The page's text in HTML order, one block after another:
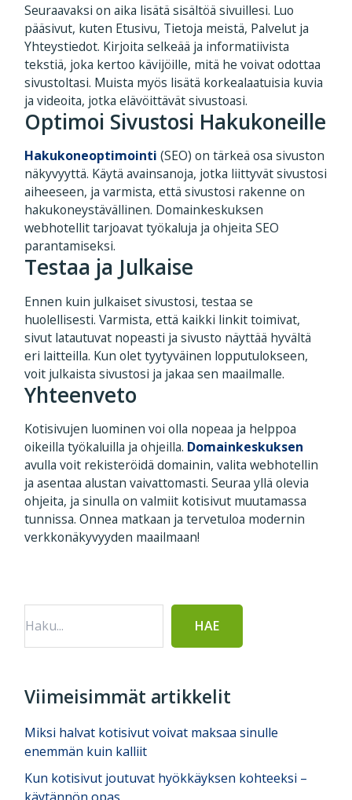
Seuraavaksi on aika lisätä sisältöä sivuillesi. Luo
pääsivut, kuten Etusivu, Tietoja meistä, Palvelut ja
Yhteystiedot. Kirjoita selkeää ja informatiivista
tekstiä, joka kertoo kävijöille, mitä he voivat odottaa
sivustoltasi. Muista myös lisätä korkealaatuisia kuvia
ja videoita, jotka elävöittävät sivustoasi.
Optimoi Sivustosi Hakukoneille
Hakukoneoptimointi (SEO) on tärkeä osa sivuston
näkyvyyttä. Käytä avainsanoja, jotka liittyvät sivustosi
aiheeseen, ja varmista, että sivustosi rakenne on
hakukoneystävällinen. Domainkeskuksen
webhotellit tarjoavat työkaluja ja ohjeita SEO
parantamiseksi.
Testaa ja Julkaise
Ennen kuin julkaiset sivustosi, testaa se
huolellisesti. Varmista, että kaikki linkit toimivat,
sivut latautuvat nopeasti ja sivusto näyttää hyvältä
eri laitteilla. Kun olet tyytyväinen lopputulokseen,
voit julkaista sivustosi ja jakaa sen maailmalle.
Yhteenveto
Kotisivujen luominen voi olla nopeaa ja helppoa
oikeilla työkaluilla ja ohjeilla. Domainkeskuksen
avulla voit rekisteröidä domainin, valita webhotellin
ja asentaa alustan vaivattomasti. Seuraa yllä olevia
ohjeita, ja sinulla on valmiit kotisivut muutamassa
tunnissa. Onnea matkaan ja tervetuloa modernin
verkkonäkyvyyden maailmaan!
Viimeisimmät artikkelit
Miksi halvat kotisivut voivat maksaa sinulle
enemmän kuin kalliit
Kun kotisivut joutuvat hyökkäyksen kohteeksi –